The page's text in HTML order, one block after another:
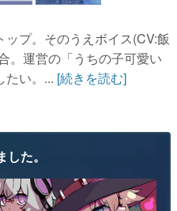
プ。そのうえボイス(CV:飯
。運営の「うちの子可愛い
たい。... [続きを読む]
た。